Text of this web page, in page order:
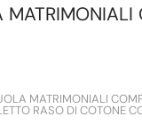
MATRIMONIALI
RASO DI COTONE